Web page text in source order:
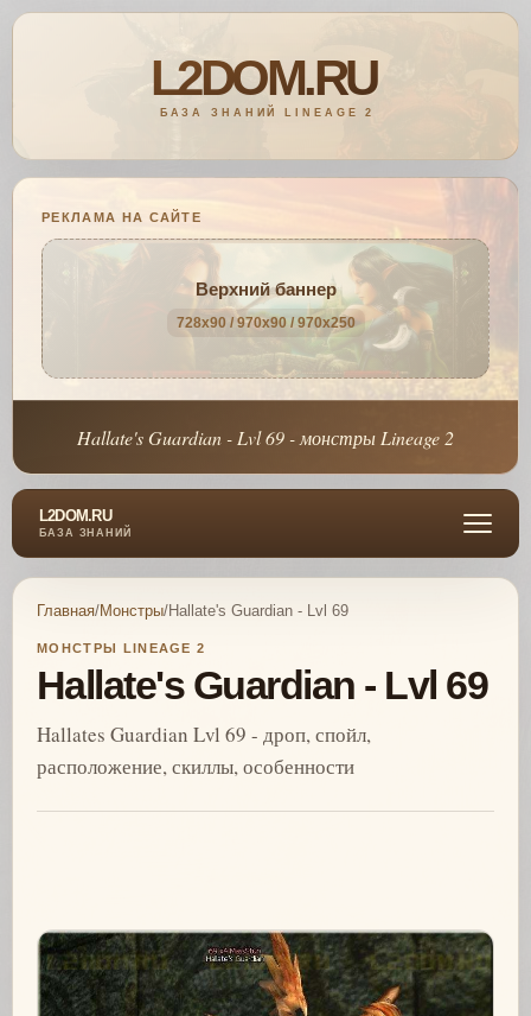
РЕКЛАМА НА САЙТЕ
Верхний баннер
728x90 / 970x90 / 970x250
Hallate's Guardian - Lvl 69 - монстры Lineage 2
L2DOM.RU
БАЗА ЗНАНИЙ
Главная/Монстры/Hallate's Guardian - Lvl 69
МОНСТРЫ LINEAGE 2
Hallate's Guardian - Lvl 69
Hallates Guardian Lvl 69 - дроп, спойл,
расположение, скиллы, особенности